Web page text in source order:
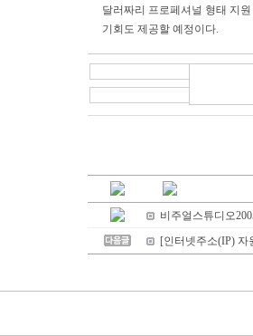
달러짜리 프로페셔널 형태 지
기회도 제공할 예정이다.
비주얼스튜디오
[인터넷주소(IP) 자